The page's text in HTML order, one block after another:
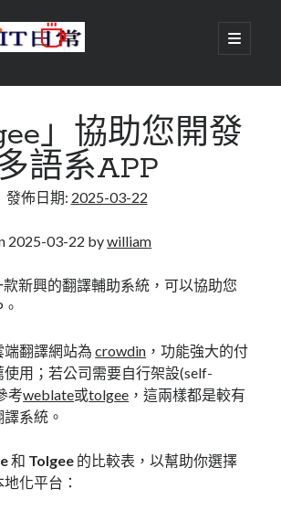
開
啟
搜尋
backup centos
git Github guacamole
javascript kotlin ldap
linux
MacOS mail mariadb
」協助您開發
語系APP
發佈日期: 2025-03-22
2025-03-22 bywilliam
款新興的翻譯輔助系統，可以協助您
端翻譯網站為crowdin ，功能強大的付
用；若公司需要自行架設(self-
考weblate或tolgee ，這兩樣都是較有
系統。
和 Tolgee 的比較表，以幫助你選擇
化平台：